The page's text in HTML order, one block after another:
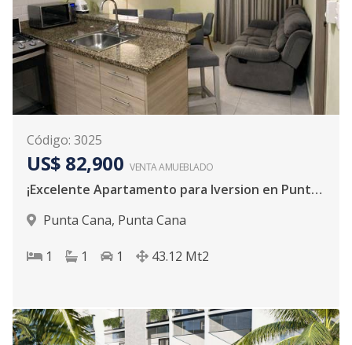
Código: 3025
US$ 82,900 VENTA AMUEBLADO
¡Excelente Apartamento para Iversion en Punta Cana!
Punta Cana, Punta Cana
1 1 1 43.12 Mt2